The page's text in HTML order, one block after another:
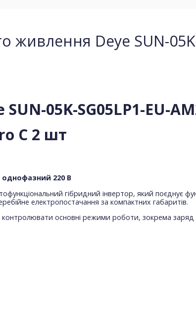
Deye SUN-
05K-SG05LP1-EU-
C 2 шт
однофазний 220 В
гібридний інвертор, який поєднує
електропостачання за компактних габаритів.
основні режими роботи, зокрема заряд